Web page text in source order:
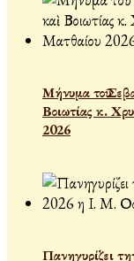
Μήνυμα τοῦ
Βοιωτίας κ.
2026
Πανηγυρίζει